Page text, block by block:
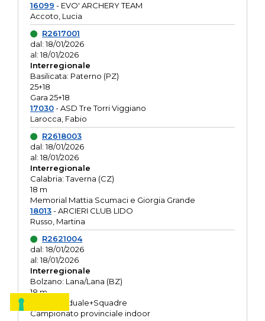
16099 - EVO' ARCHERY TEAM
Accoto, Lucia
R2617001
dal: 18/01/2026
al: 18/01/2026
Interregionale
Basilicata: Paterno (PZ)
25+18
Gara 25+18
17030- ASD Tre Torri Viggiano
Larocca, Fabio
R2618003
dal: 18/01/2026
al: 18/01/2026
Interregionale
Calabria: Taverna (CZ)
18 m
Memorial Mattia Scumaci e Giorgia Grande
18013- ARCIERI CLUB LIDO
Russo, Martina
R2621004
dal: 18/01/2026
al: 18/01/2026
Interregionale
Bolzano: Lana/Lana (BZ)
18 m
O.R. Individuale+Squadre
Campionato provinciale indoor